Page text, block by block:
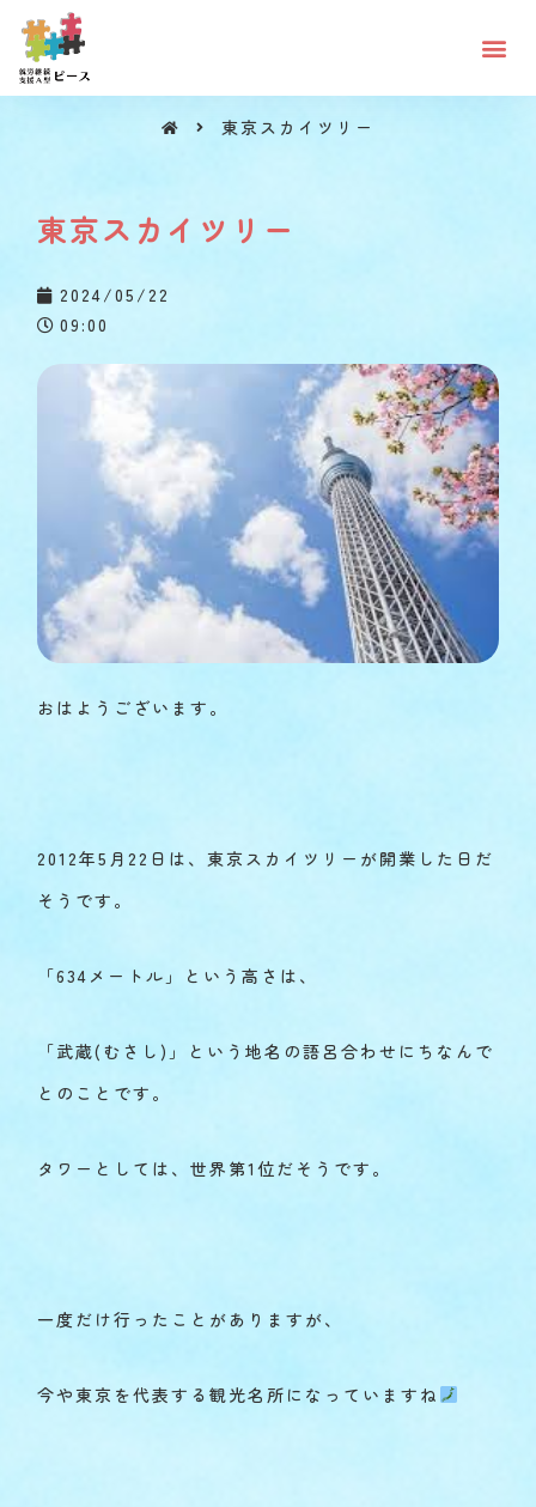
東京スカイツリー
東京スカイツリー
2024/05/22
09:00
おはようございます。
2012年5月22日は、東京スカイツリーが開業した日だ
そうです。
「634メートル」という高さは、
「武蔵(むさし)」という地名の語呂合わせにちなんで
とのことです。
タワーとしては、世界第1位だそうです。
一度だけ行ったことがありますが、
今や東京を代表する観光名所になっていますね